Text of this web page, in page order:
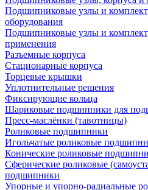
Подшипниковые узлы и
оборудования
Подшипниковые узлы и
применения
Разъемные корпуса
Стационарные корпуса
Торцевые крышки
Уплотнительные решения
Фиксирующие кольца
Шариковые подшипники для
Пресс-маслёнки (тавотницы)
Роликовые подшипники
Игольчатые роликовые
Конические роликовые
Сферические роликовые
подшипники
Упорные и упорно-радиальные